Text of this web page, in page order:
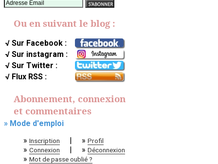
Ou en suivant le blog :
√ Sur Facebook :
√ Sur instagram :
√ Sur Twitter :
√ Flux RSS :
Abonnement, connexion
et commentaires
» Mode d'emploi
» Inscription | » Profil
» Connexion | » Déconnexion
» Mot de passe oublié ?